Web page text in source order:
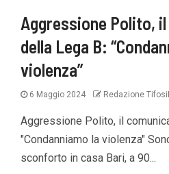
Aggressione Polito,
della Lega B:
violenza”
6 Maggio 2024 Redazione
Aggressione Polito, il
"Condanniamo la violenza"
sconforto in casa Bari, a 90...